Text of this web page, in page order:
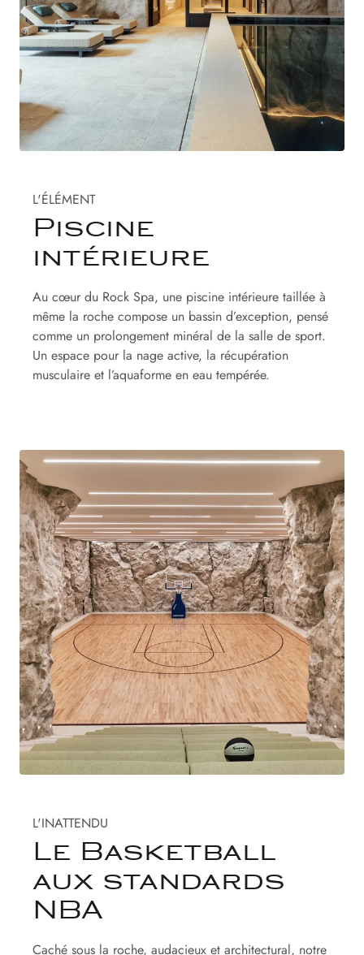
L'ÉLÉMENT
Piscine
intérieure
Au cœur du Rock Spa, une piscine intérieure taillée à
même la roche compose un bassin d’exception, pensé
comme un prolongement minéral de la salle de sport.
Un espace pour la nage active, la récupération
musculaire et l’aquaforme en eau tempérée.
L'INATTENDU
Le Basketball
aux standards
NBA
Caché sous la roche, audacieux et architectural, notre